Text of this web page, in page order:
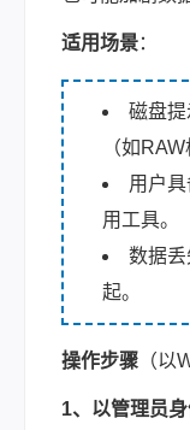
适用场景：
磁盘提
（如RAW
用户
用工具。
数据丢
起。
操作步骤 （以
1、以管理员